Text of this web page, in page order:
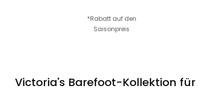
*Rabatt auf den
Saisonpreis
Victoria's Barefoot-Kollektion für